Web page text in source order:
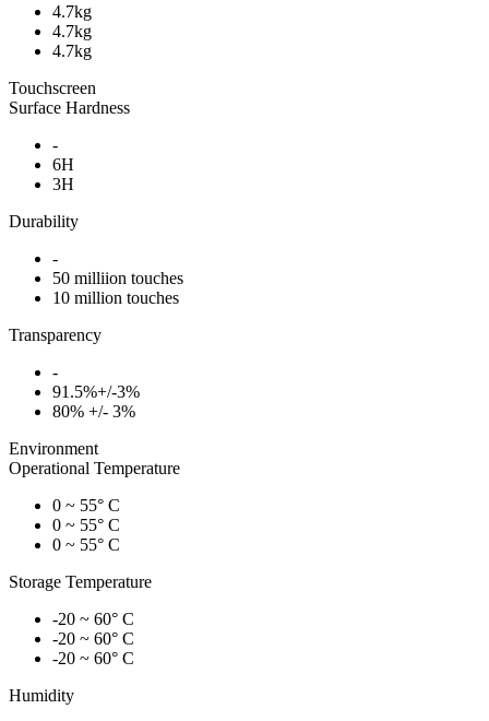
4.7kg
4.7kg
4.7kg
Touchscreen
Surface Hardness
-
6H
3H
Durability
-
50 milliion touches
10 million touches
Transparency
-
91.5%+/-3%
80% +/- 3%
Environment
Operational Temperature
0 ~ 55° C
0 ~ 55° C
0 ~ 55° C
Storage Temperature
-20 ~ 60° C
-20 ~ 60° C
-20 ~ 60° C
Humidity